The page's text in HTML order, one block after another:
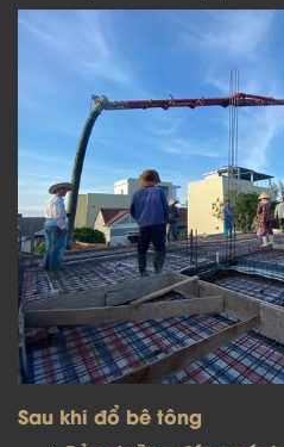
Sau khi đổ bê tông